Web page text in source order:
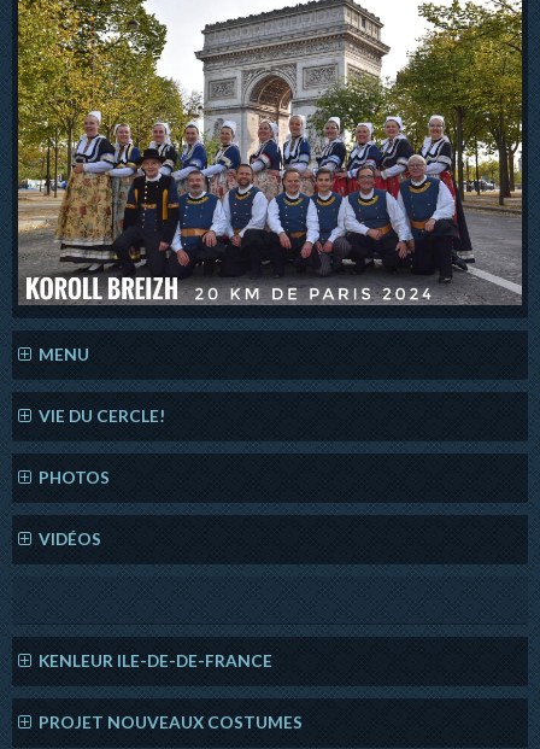
MENU
VIE DU CERCLE!
PHOTOS
VIDÉOS
KENLEUR ILE-DE-DE-FRANCE
PROJET NOUVEAUX COSTUMES